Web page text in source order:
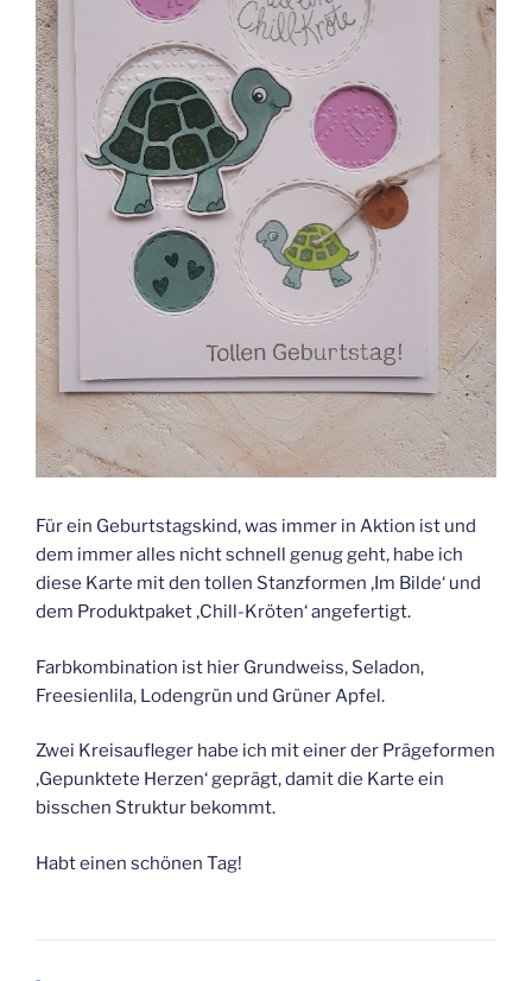
Für ein Geburtstagskind, was immer in Aktion ist und
dem immer alles nicht schnell genug geht, habe ich
diese Karte mit den tollen Stanzformen ‚Im Bilde‘ und
dem Produktpaket ‚Chill-Kröten‘ angefertigt.
Farbkombination ist hier Grundweiss, Seladon,
Freesienlila, Lodengrün und Grüner Apfel.
Zwei Kreisaufleger habe ich mit einer der Prägeformen
‚Gepunktete Herzen‘ geprägt, damit die Karte ein
bisschen Struktur bekommt.
Habt einen schönen Tag!